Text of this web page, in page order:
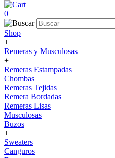
0
Shop
+
Remeras y Musculosas
+
Remeras Estampadas
Chombas
Remeras Tejidas
Remera Bordadas
Remeras Lisas
Musculosas
Buzos
+
Sweaters
Canguros